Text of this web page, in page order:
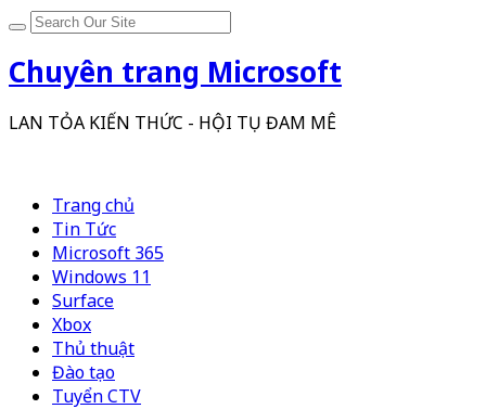
Chuyên trang Microsoft
LAN TỎA KIẾN THỨC - HỘI TỤ ĐAM MÊ
Trang chủ
Tin Tức
Microsoft 365
Windows 11
Surface
Xbox
Thủ thuật
Đào tạo
Tuyển CTV